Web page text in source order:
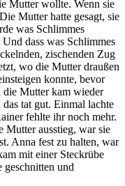
Mutter wollte. Wenn sie
Mutter hatte gesagt, sie
was Schlimmes
dass was Schlimmes
zischenden Zug
wo die Mutter draußen
konnte, bevor
Mutter kam wieder
tat gut. Einmal lachte
fehlte ihr noch mehr.
Mutter ausstieg, war sie
Anna fest zu halten, war
mit einer Steckrübe
und